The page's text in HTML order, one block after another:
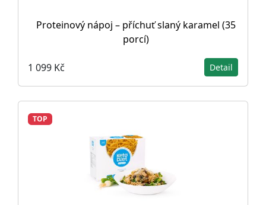
Proteinový nápoj – příchuť slaný karamel (35
porcí)
1 099 Kč Detail
TOP